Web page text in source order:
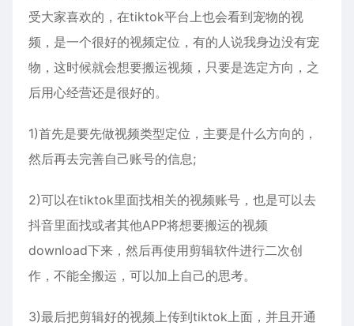
受大家喜欢的，在tiktok平台上也会看到宠物的视
频，是一个很好的视频定位，有的人说我身边没有宠
物，这时候就会想要搬运视频，只要是选定方向，之
后用心经营还是很好的。
1)首先是要先做视频类型定位，主要是什么方向的，
然后再去完善自己账号的信息;
2)可以在tiktok里面找相关的视频账号，也是可以去
抖音里面找或者其他APP将想要搬运的视频
download下来，然后再使用剪辑软件进行二次创
作，不能全搬运，可以加上自己的思考。
3)最后把剪辑好的视频上传到tiktok上面，并且开通